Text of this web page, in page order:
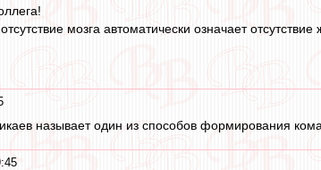
мозга автоматически означает
называет один из способов формирования